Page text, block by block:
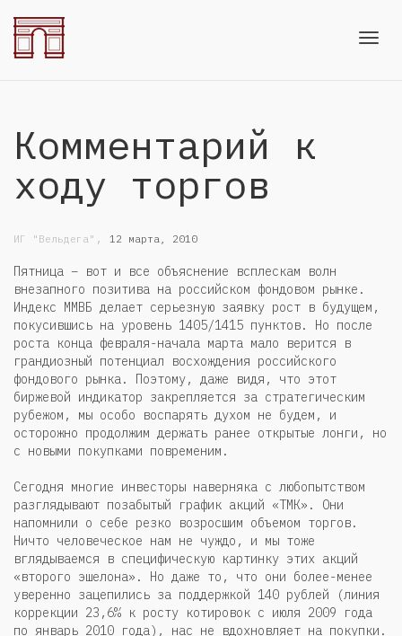
Комментарий к
ходу торгов
ИГ "Вельдега" , 12 марта, 2010
Пятница – вот и все объяснение всплескам волн
внезапного позитива на российском фондовом рынке.
Индекс ММВБ делает серьезную заявку рост в будущем,
покусившись на уровень 1405/1415 пунктов. Но после
роста конца февраля-начала марта мало верится в
грандиозный потенциал восхождения российского
фондового рынка. Поэтому, даже видя, что этот
биржевой индикатор закрепляется за стратегическим
рубежом, мы особо воспарять духом не будем, и
осторожно продолжим держать ранее открытые лонги, но
с новыми покупками повременим.
Сегодня многие инвесторы наверняка с любопытством
разглядывают позабытый график акций «ТМК». Они
напомнили о себе резко возросшим объемом торгов.
Ничто человеческое нам не чуждо, и мы тоже
вглядываемся в специфическую картинку этих акций
«второго эшелона». Но даже то, что они более-менее
уверенно зацепились за поддержкой 140 рублей (линия
коррекции 23,6% к росту котировок с июля 2009 года
по январь 2010 года), нас не вдохновляет на покупки.